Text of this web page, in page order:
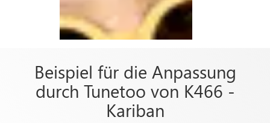
Beispiel für die Anpassung
durch Tunetoo von K466 -
Kariban